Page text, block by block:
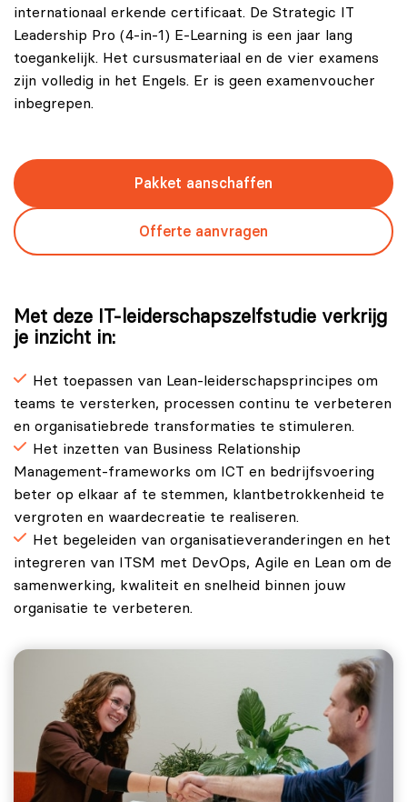
internationaal erkende certificaat. De Strategic IT
Leadership Pro (4-in-1) E-Learning is een jaar lang
toegankelijk. Het cursusmateriaal en de vier examens
zijn volledig in het Engels. Er is geen examenvoucher
inbegrepen.
Pakket aanschaffen
Offerte aanvragen
Met deze IT-leiderschapszelfstudie verkrijg
je inzicht in:
Het toepassen van Lean-leiderschapsprincipes om
teams te versterken, processen continu te verbeteren
en organisatiebrede transformaties te stimuleren.
Het inzetten van Business Relationship
Management-frameworks om ICT en bedrijfsvoering
beter op elkaar af te stemmen, klantbetrokkenheid te
vergroten en waardecreatie te realiseren.
Het begeleiden van organisatieveranderingen en het
integreren van ITSM met DevOps, Agile en Lean om de
samenwerking, kwaliteit en snelheid binnen jouw
organisatie te verbeteren.